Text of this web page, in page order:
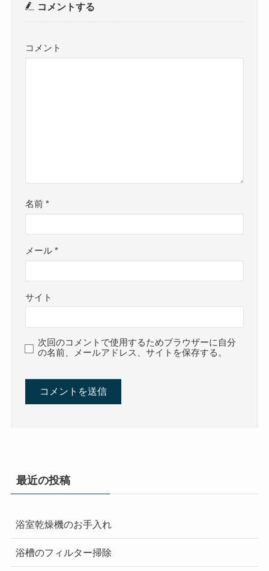
コメントする
コメント
名前*
メール*
サイト
次回のコメントで使用するためブラウザーに自分
の名前、メールアドレス、サイトを保存する。
最近の投稿
浴室乾燥機のお手入れ
浴槽のフィルター掃除